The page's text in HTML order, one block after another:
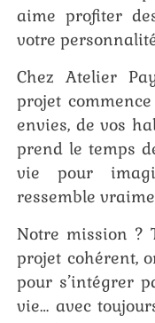
aime profiter
votre
Chez Atelier
projet
envies, de vos
prend le temps
vie pour
ressemble
Notre mission ?
projet cohérent,
pour s’intégrer
vie… avec